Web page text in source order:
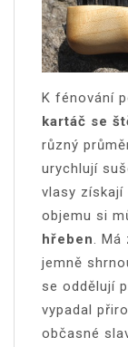
K fénování
kartáč se
různý
urychlují
vlasy získají
objemu si
hřeben. Má
jemně
se oddělují
vypadal
občasné